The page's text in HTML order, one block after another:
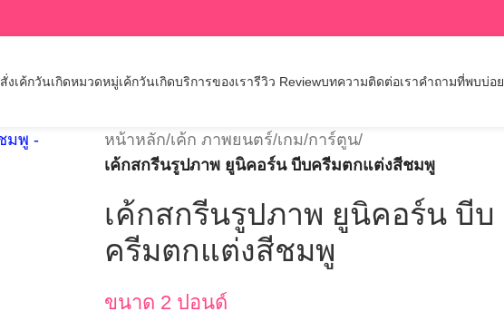
สั่งเค้กวันเกิดหมวดหมู่เค้กวันเกิดบริการของเรารีวิว Reviewบทความติดต่อเราคำถามที่พบบ่อย
หน้าหลัก/เค้ก ภาพยนตร์/เกม/การ์ตูน/
เค้กสกรีนรูปภาพ ยูนิคอร์น บีบครีมตกแต่งสีชมพู
เค้กสกรีนรูปภาพ ยูนิคอร์น บีบ
ครีมตกแต่งสีชมพู
ขนาด 2 ปอนด์